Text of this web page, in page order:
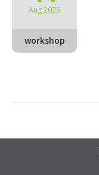
Aug 2026
workshop